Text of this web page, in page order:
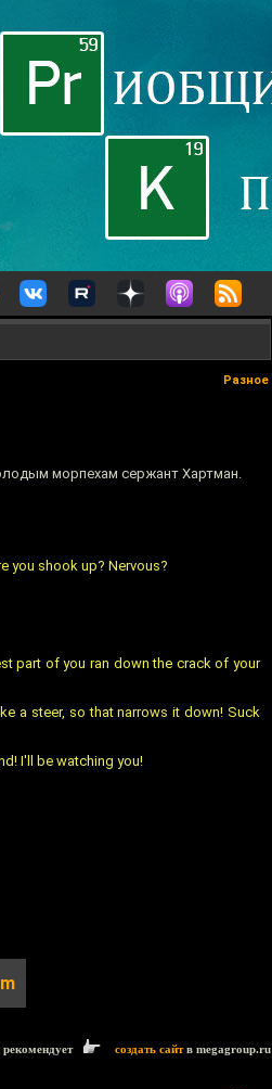
Разное
морпехам сержант Хартман.
you shook up? Nervous?
part of you ran down the crack of your
a steer, so that narrows it down! Suck
I'll be watching you!
создать сайтв megagroup.ru